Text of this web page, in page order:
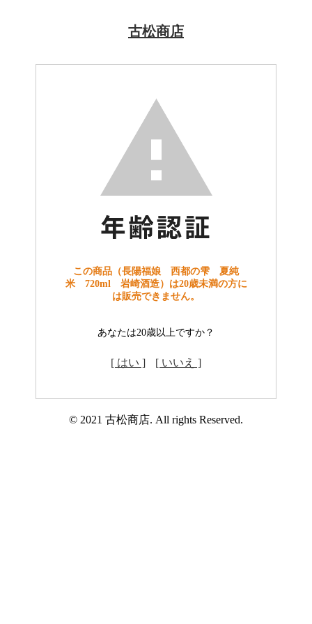
古松商店
この商品（長陽福娘 西都の雫 夏純
米 720ml 岩崎酒造）は20歳未満の方に
は販売できません。
あなたは20歳以上ですか？
[ はい ] [ いいえ ]
© 2021 古松商店. All rights Reserved.